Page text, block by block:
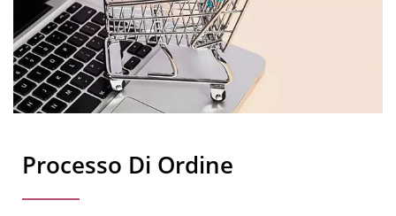
Processo Di Ordine